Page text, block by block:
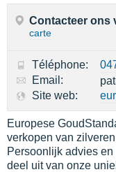
Contacteer ons
carte
Téléphone:
Email:
Site web:
Europese
verkopen van
Persoonlijk advies
deel uit van onze